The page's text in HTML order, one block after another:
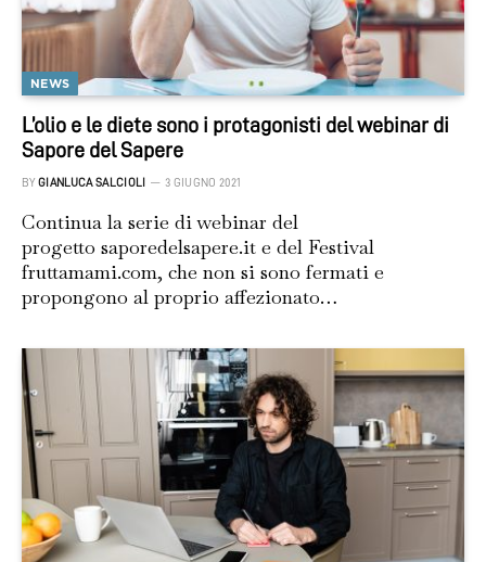
NEWS
L’olio e le diete sono i protagonisti del webinar di
Sapore del Sapere
BY GIANLUCA SALCIOLI 3 GIUGNO 2021
Continua la serie di webinar del
progetto saporedelsapere.it e del Festival
fruttamami.com, che non si sono fermati e
propongono al proprio affezionato…